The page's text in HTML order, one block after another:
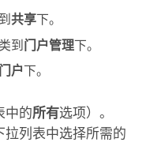
共享下。
到 门户管理下。
门户下。
中的所有选项）。
拉列表中选择所需的